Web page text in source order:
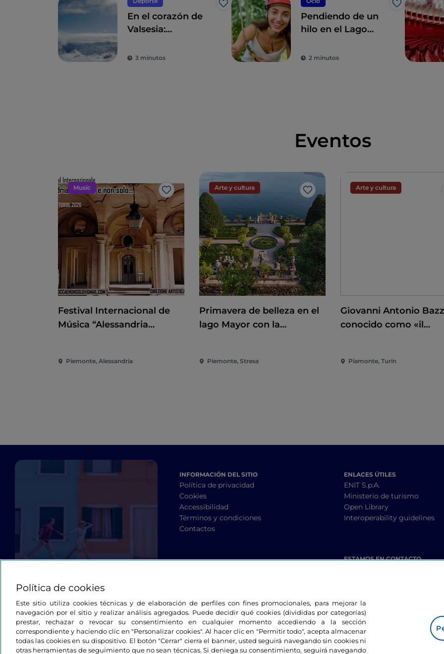
Me gusta
En el corazón de
Valsesia:
Alagna
3 minutos
Me gusta
Pendiendo de un
hilo en el Lago
Piemonte
2 minutos
Eventos
Music
Me gusta
Festival Internacional de
Música “Alessandria
Piemonte, Alessandria
Arte y cultura
Me gusta
Primavera de belleza en el
lago Mayor con la
Piemonte, Stresa
Arte y cultura
Giovanni Antonio
conocido como «il
Piamonte, Turín
INFORMACIÓN DEL SITIO
Política de privacidad
Cookies
Accessibilidad
Términos y condiciones
Contactos
ENLACES ÚTILES
ENIT S.p.A.
Ministerio de turismo
Open Library
Interoperability guidelines
ESTAMOS EN CONTACTO
Política de cookies
Este sitio utiliza cookies técnicas y de elaboración de perfiles con fines promocionales, para mejorar la
navegación por el sitio y realizar análisis agregados. Puede decidir qué cookies (divididas por categorías)
prestar, rechazar o revocar su consentimiento en cualquier momento accediendo a la sección
correspondiente y haciendo clic en "Personalizar cookies". Al hacer clic en "Permitir todo", acepta almacenar
todas las cookies en su dispositivo. El botón "Cerrar" cierra el banner, usted seguirá navegando sin cookies ni
otras herramientas de seguimiento que no sean técnicas. Si deniega su consentimiento, seguirá navegando